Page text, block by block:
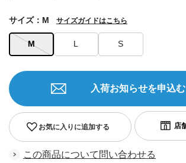
M L S
サイズ：M サイズガイドはこちら
お気に入りに追加する
入荷お知らせを申込む
この商品について問い合わせる